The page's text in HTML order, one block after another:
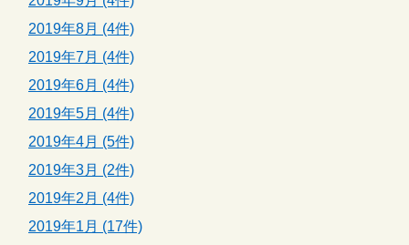
2019年8月 (4件)
2019年7月 (4件)
2019年6月 (4件)
2019年5月 (4件)
2019年4月 (5件)
2019年3月 (2件)
2019年2月 (4件)
2019年1月 (17件)